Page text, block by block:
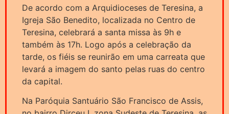
De acordo com a Arquidioceses de Teresina, a
Igreja São Benedito, localizada no Centro de
Teresina, celebrará a santa missa às 9h e
também às 17h. Logo após a celebração da
tarde, os fiéis se reunirão em uma carreata que
levará a imagem do santo pelas ruas do centro
da capital.
Na Paróquia Santuário São Francisco de Assis,